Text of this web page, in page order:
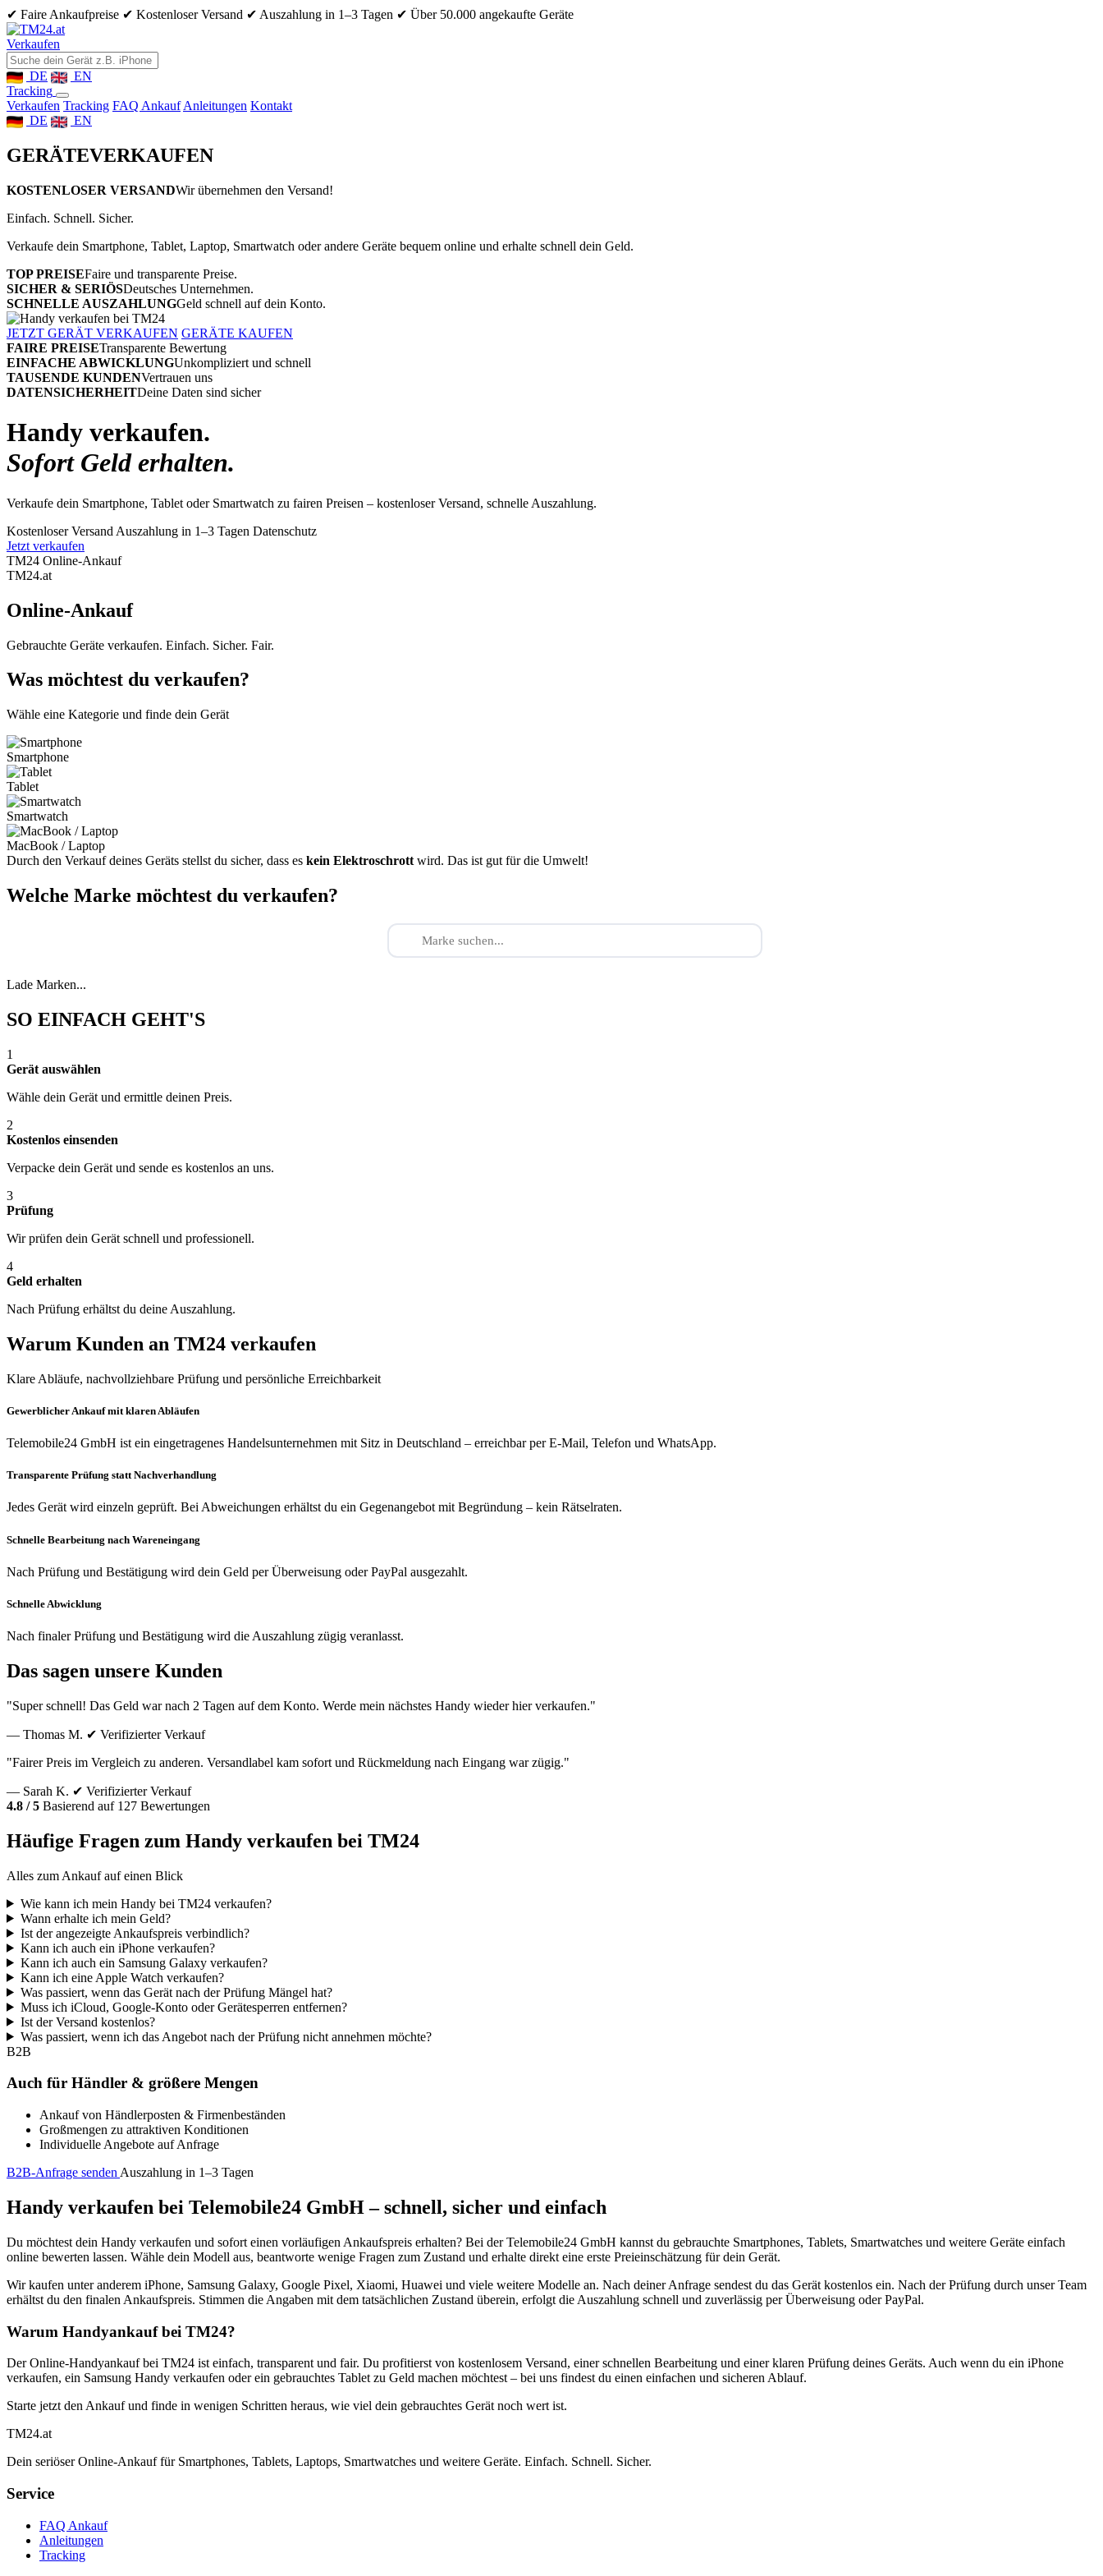
✔ Faire Ankaufpreise ✔ Kostenloser Versand ✔ Auszahlung in 1–3 Tagen ✔ Über 50.000 angekaufte Geräte
Verkaufen
DE
EN
Tracking
Verkaufen Tracking FAQ Ankauf Anleitungen Kontakt
DE
EN
GERÄTEVERKAUFEN
KOSTENLOSER VERSANDWir übernehmen den Versand!
Einfach. Schnell. Sicher.
Verkaufe dein Smartphone, Tablet, Laptop, Smartwatch oder andere Geräte bequem online und erhalte schnell dein Geld.
TOP PREISEFaire und transparente Preise.
SICHER & SERIÖSDeutsches Unternehmen.
SCHNELLE AUSZAHLUNGGeld schnell auf dein Konto.
JETZT GERÄT VERKAUFEN GERÄTE KAUFEN
FAIRE PREISETransparente Bewertung
EINFACHE ABWICKLUNGUnkompliziert und schnell
TAUSENDE KUNDENVertrauen uns
DATENSICHERHEITDeine Daten sind sicher
Handy verkaufen.
Sofort Geld erhalten.
Verkaufe dein Smartphone, Tablet oder Smartwatch zu fairen Preisen – kostenloser Versand, schnelle Auszahlung.
Kostenloser Versand Auszahlung in 1–3 Tagen Datenschutz
Jetzt verkaufen
TM24 Online-Ankauf
TM24.at
Online-Ankauf
Gebrauchte Geräte verkaufen. Einfach. Sicher. Fair.
Was möchtest du verkaufen?
Wähle eine Kategorie und finde dein Gerät
Smartphone
Tablet
Smartwatch
MacBook / Laptop
Durch den Verkauf deines Geräts stellst du sicher, dass es kein Elektroschrott wird. Das ist gut für die Umwelt!
Welche Marke möchtest du verkaufen?
Lade Marken...
SO EINFACH GEHT'S
1
Gerät auswählen
Wähle dein Gerät und ermittle deinen Preis.
2
Kostenlos einsenden
Verpacke dein Gerät und sende es kostenlos an uns.
3
Prüfung
Wir prüfen dein Gerät schnell und professionell.
4
Geld erhalten
Nach Prüfung erhältst du deine Auszahlung.
Warum Kunden an TM24 verkaufen
Klare Abläufe, nachvollziehbare Prüfung und persönliche Erreichbarkeit
Gewerblicher Ankauf mit klaren Abläufen
Telemobile24 GmbH ist ein eingetragenes Handelsunternehmen mit Sitz in Deutschland – erreichbar per E-Mail, Telefon und WhatsApp.
Transparente Prüfung statt Nachverhandlung
Jedes Gerät wird einzeln geprüft. Bei Abweichungen erhältst du ein Gegenangebot mit Begründung – kein Rätselraten.
Schnelle Bearbeitung nach Wareneingang
Nach Prüfung und Bestätigung wird dein Geld per Überweisung oder PayPal ausgezahlt.
Schnelle Abwicklung
Nach finaler Prüfung und Bestätigung wird die Auszahlung zügig veranlasst.
Das sagen unsere Kunden
"Super schnell! Das Geld war nach 2 Tagen auf dem Konto. Werde mein nächstes Handy wieder hier verkaufen."
— Thomas M. ✔ Verifizierter Verkauf
"Fairer Preis im Vergleich zu anderen. Versandlabel kam sofort und Rückmeldung nach Eingang war zügig."
— Sarah K. ✔ Verifizierter Verkauf
4.8 / 5 Basierend auf 127 Bewertungen
Häufige Fragen zum Handy verkaufen bei TM24
Alles zum Ankauf auf einen Blick
Wie kann ich mein Handy bei TM24 verkaufen?
Wann erhalte ich mein Geld?
Ist der angezeigte Ankaufspreis verbindlich?
Kann ich auch ein iPhone verkaufen?
Kann ich auch ein Samsung Galaxy verkaufen?
Kann ich eine Apple Watch verkaufen?
Was passiert, wenn das Gerät nach der Prüfung Mängel hat?
Muss ich iCloud, Google-Konto oder Gerätesperren entfernen?
Ist der Versand kostenlos?
Was passiert, wenn ich das Angebot nach der Prüfung nicht annehmen möchte?
B2B
Auch für Händler & größere Mengen
Ankauf von Händlerposten & Firmenbeständen
Großmengen zu attraktiven Konditionen
Individuelle Angebote auf Anfrage
B2B-Anfrage senden Auszahlung in 1–3 Tagen
Handy verkaufen bei Telemobile24 GmbH – schnell, sicher und einfach
Du möchtest dein Handy verkaufen und sofort einen vorläufigen Ankaufspreis erhalten? Bei der Telemobile24 GmbH kannst du gebrauchte Smartphones, Tablets, Smartwatches und weitere Geräte einfach
online bewerten lassen. Wähle dein Modell aus, beantworte wenige Fragen zum Zustand und erhalte direkt eine erste Preieinschätzung für dein Gerät.
Wir kaufen unter anderem iPhone, Samsung Galaxy, Google Pixel, Xiaomi, Huawei und viele weitere Modelle an. Nach deiner Anfrage sendest du das Gerät kostenlos ein. Nach der Prüfung durch unser Team
erhältst du den finalen Ankaufspreis. Stimmen die Angaben mit dem tatsächlichen Zustand überein, erfolgt die Auszahlung schnell und zuverlässig per Überweisung oder PayPal.
Warum Handyankauf bei TM24?
Der Online-Handyankauf bei TM24 ist einfach, transparent und fair. Du profitierst von kostenlosem Versand, einer schnellen Bearbeitung und einer klaren Prüfung deines Geräts. Auch wenn du ein iPhone
verkaufen, ein Samsung Handy verkaufen oder ein gebrauchtes Tablet zu Geld machen möchtest – bei uns findest du einen einfachen und sicheren Ablauf.
Starte jetzt den Ankauf und finde in wenigen Schritten heraus, wie viel dein gebrauchtes Gerät noch wert ist.
TM24.at
Dein seriöser Online-Ankauf für Smartphones, Tablets, Laptops, Smartwatches und weitere Geräte. Einfach. Schnell. Sicher.
Service
FAQ Ankauf
Anleitungen
Tracking